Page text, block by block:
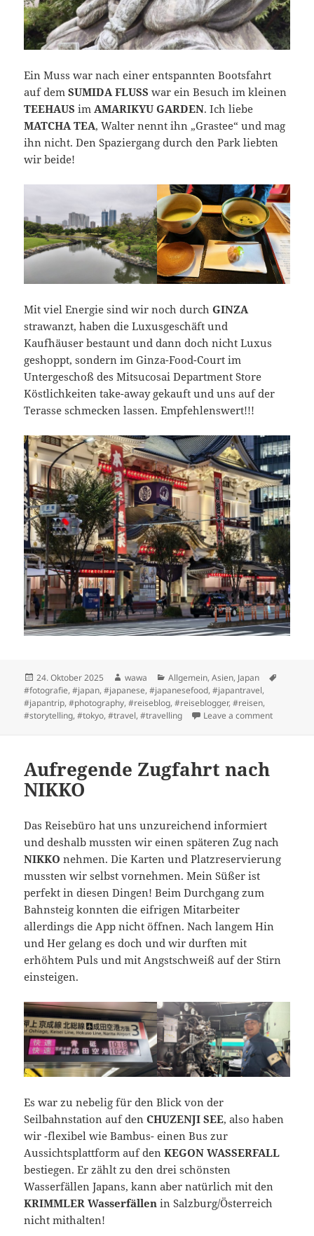
Ein Muss war nach einer entspannten Bootsfahrt
auf demSUMIDA FLUSS war ein Besuch im kleinen
TEEHAUSimAMARIKYU GARDEN. Ich liebe
MATCHA TEA, Walter nennt ihn „Grastee“ und mag
ihn nicht. Den Spaziergang durch den Park liebten
wir beide!
Mit viel Energie sind wir noch durchGINZA
strawanzt, haben die Luxusgeschäft und
Kaufhäuser bestaunt und dann doch nicht Luxus
geshoppt, sondern im Ginza-Food-Court im
Untergeschoß des Mitsucosai Department Store
Köstlichkeiten take-away gekauft und uns auf der
Terasse schmecken lassen. Empfehlenswert!!!
Posted
on
24. Oktober 2025 Author
wawa Categories
Allgemein,Asien, Japan
#fotografie,#japan,#japanese,#japanesefood,#japantravel,
#japantrip,#photography,#reiseblog,#reiseblogger,#reisen,
#storytelling,#tokyo,#travel,#travelling Leave a commenton Tokyo
Aufregende Zugfahrt nach
NIKKO
Das Reisebüro hat uns unzureichend informiert
und deshalb mussten wir einen späteren Zug nach
NIKKOnehmen. Die Karten und Platzreservierung
mussten wir selbst vornehmen. Mein Süßer ist
perfekt in diesen Dingen! Beim Durchgang zum
Bahnsteig konnten die eifrigen Mitarbeiter
allerdings die App nicht öffnen. Nach langem Hin
und Her gelang es doch und wir durften mit
erhöhtem Puls und mit Angstschweiß auf der Stirn
einsteigen.
Es war zu nebelig für den Blick von der
Seilbahnstation auf denCHUZENJI SEE, also haben
wir -flexibel wie Bambus- einen Bus zur
Aussichtsplattform auf denKEGON WASSERFALL
bestiegen. Er zählt zu den drei schönsten
Wasserfällen Japans, kann aber natürlich mit den
KRIMMLER Wasserfällenin Salzburg/Österreich
nicht mithalten!